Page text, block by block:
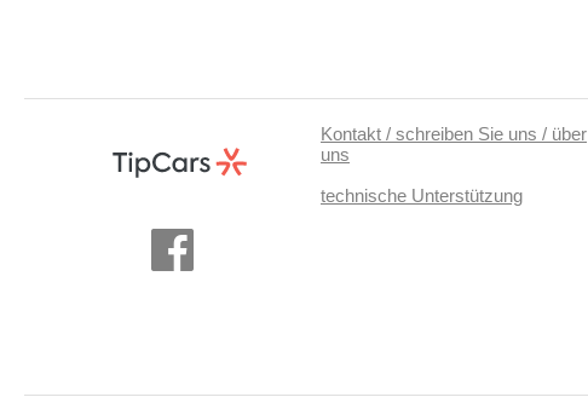
Kontakt / schreiben Sie uns / über
uns
technische Unterstützung